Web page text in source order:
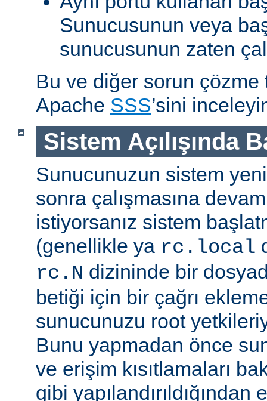
Sunucusunun veya
sunucusunun zaten
Bu ve diğer sorun çözme
Apache SSS’sini
Sistem Açılışında
Sunucunuzun sistem
sonra çalışmasına
istiyorsanız sistem
(genellikle ya rc.local
rc.N dizininde bir
betiği için bir çağrı
sunucunuzu root
Bunu yapmadan önce
ve erişim kısıtlamaları
gibi